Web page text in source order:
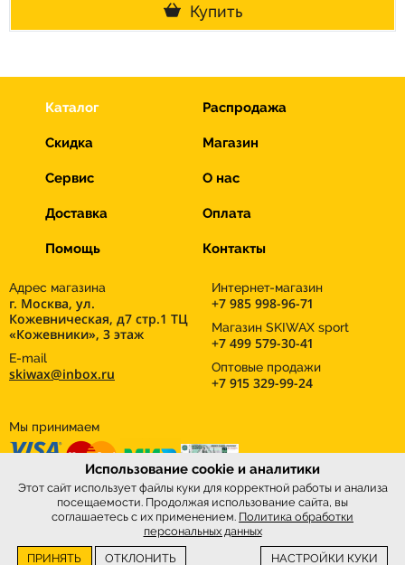
Купить
Каталог Распродажа
Скидка Магазин
Сервис О нас
Доставка Оплата
Помощь Контакты
Адрес магазина
г. Москва, ул.
Кожевническая, д7 стр.1 ТЦ
«Кожевники», 3 этаж
E-mail
skiwax@inbox.ru
Интернет-магазин
+7 985 998-96-71
Магазин SKIWAX sport
+7 499 579-30-41
Оптовые продажи
+7 915 329-99-24
Мы принимаем
Использование cookie и аналитики
Этот сайт использует файлы куки для корректной работы и анализа
посещаемости. Продолжая использование сайта, вы
соглашаетесь с их применением. Политика обработки
персональных данных
ПРИНЯТЬ
ОТКЛОНИТЬ НАСТРОЙКИ КУКИ